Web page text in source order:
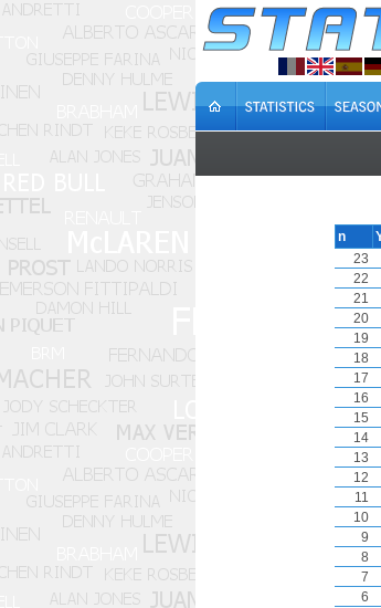
n
23
22
21
20
19
18
17
16
15
14
13
12
11
10
9
8
7
6